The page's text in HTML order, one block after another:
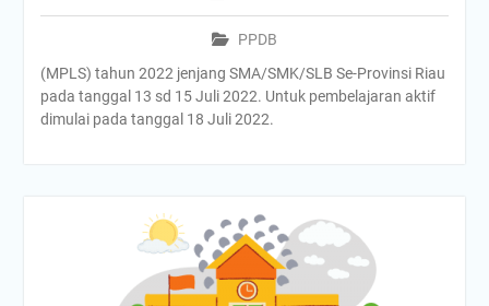
PPDB
(MPLS) tahun 2022 jenjang SMA/SMK/SLB Se-Provinsi Riau
pada tanggal 13 sd 15 Juli 2022. Untuk pembelajaran aktif
dimulai pada tanggal 18 Juli 2022.